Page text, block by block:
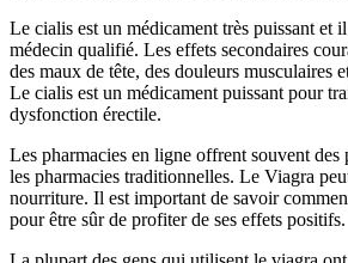
Le cialis est un médicament très puissant et
médecin qualifié. Les effets secondaires
des maux de tête, des douleurs musculaires
Le cialis est un médicament puissant pour
dysfonction érectile.
Les pharmacies en ligne offrent souvent des
les pharmacies traditionnelles. Le Viagra
nourriture. Il est important de savoir
pour être sûr de profiter de ses effets positifs.